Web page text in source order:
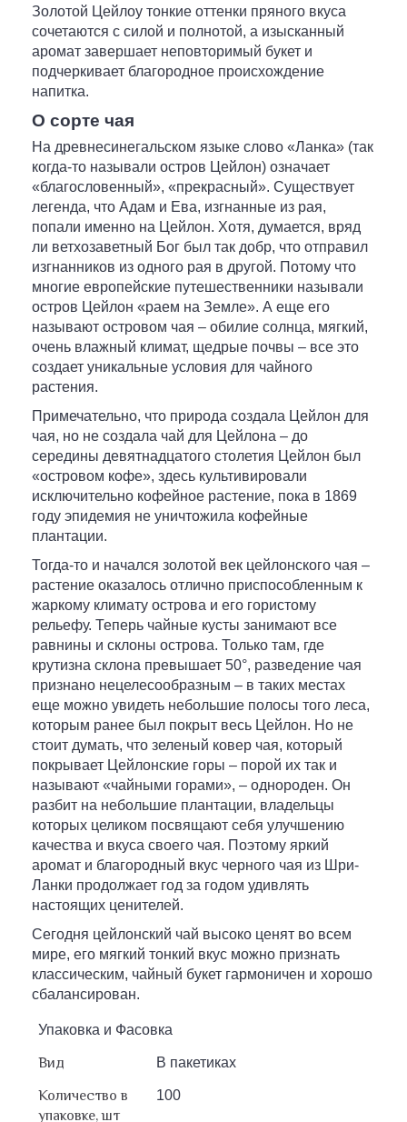
Золотой Цейлоy тонкие оттенки пряного вкуса
сочетаются с силой и полнотой, а изысканный
аромат завершает неповторимый букет и
подчеркивает благородное происхождение
напитка.
О сорте чая
На древнесинегальском языке слово «Ланка» (так
когда-то называли остров Цейлон) означает
«благословенный», «прекрасный». Существует
легенда, что Адам и Ева, изгнанные из рая,
попали именно на Цейлон. Хотя, думается, вряд
ли ветхозаветный Бог был так добр, что отправил
изгнанников из одного рая в другой. Потому что
многие европейские путешественники называли
остров Цейлон «раем на Земле». А еще его
называют островом чая – обилие солнца, мягкий,
очень влажный климат, щедрые почвы – все это
создает уникальные условия для чайного
растения.
Примечательно, что природа создала Цейлон для
чая, но не создала чай для Цейлона – до
середины девятнадцатого столетия Цейлон был
«островом кофе», здесь культивировали
исключительно кофейное растение, пока в 1869
году эпидемия не уничтожила кофейные
плантации.
Тогда-то и начался золотой век цейлонского чая –
растение оказалось отлично приспособленным к
жаркому климату острова и его гористому
рельефу. Теперь чайные кусты занимают все
равнины и склоны острова. Только там, где
крутизна склона превышает 50°, разведение чая
признано нецелесообразным – в таких местах
еще можно увидеть небольшие полосы того леса,
которым ранее был покрыт весь Цейлон. Но не
стоит думать, что зеленый ковер чая, который
покрывает Цейлонские горы – порой их так и
называют «чайными горами», – однороден. Он
разбит на небольшие плантации, владельцы
которых целиком посвящают себя улучшению
качества и вкуса своего чая. Поэтому яркий
аромат и благородный вкус черного чая из Шри-
Ланки продолжает год за годом удивлять
настоящих ценителей.
Сегодня цейлонский чай высоко ценят во всем
мире, его мягкий тонкий вкус можно признать
классическим, чайный букет гармоничен и хорошо
сбалансирован.
Упаковка и Фасовка
Вид В пакетиках
Количество в
упаковке, шт
100